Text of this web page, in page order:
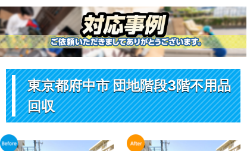
東京都府中市 団地階段3階不用品
回収